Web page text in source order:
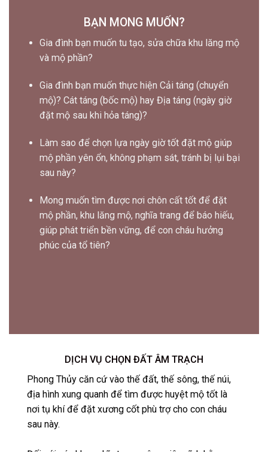
BẠN MONG MUỐN?
Gia đình bạn muốn tu tạo, sửa chữa khu lăng mộ
và mộ phần?
Gia đình bạn muốn thực hiện Cải táng (chuyển
mộ)? Cát táng (bốc mộ) hay Địa táng (ngày giờ
đặt mộ sau khi hỏa táng)?
Làm sao để chọn lựa ngày giờ tốt đặt mộ giúp
mộ phần yên ổn, không phạm sát, tránh bị lụi bại
sau này?
Mong muốn tìm được nơi chôn cất tốt để đặt
mộ phần, khu lăng mộ, nghĩa trang để báo hiếu,
giúp phát triển bền vững, để con cháu hưởng
phúc của tổ tiên?
DỊCH VỤ CHỌN ĐẤT ÂM TRẠCH
Phong Thủy căn cứ vào thế đất, thế sông, thế núi,
địa hình xung quanh để tìm được huyệt mộ tốt là
nơi tụ khí để đặt xương cốt phù trợ cho con cháu
sau này.